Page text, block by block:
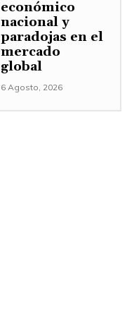
económico
nacional y
paradojas en el
mercado
global
6 Agosto, 2026